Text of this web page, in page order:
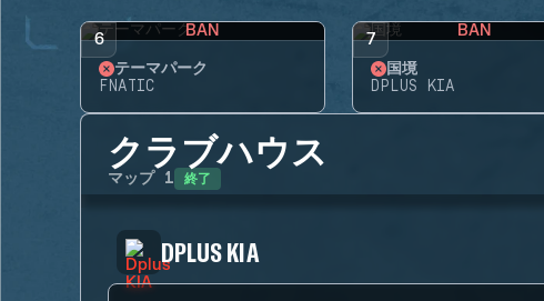
6 BAN
テーマパーク
FNATIC
7 BAN
国境
DPLUS KIA
クラブハウス
マップ 1 終了
DPLUS KIA